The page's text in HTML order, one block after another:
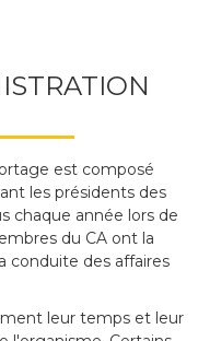
est composé
les présidents des
chaque année lors de
du CA ont la
conduite des affaires
leur temps et leur